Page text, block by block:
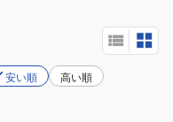
安い順 高い順